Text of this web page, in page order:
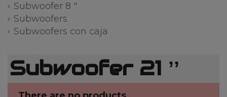
Subwoofer 21 ʼʼ
Subwoofer 8 "
Subwoofers
Subwoofers con caja